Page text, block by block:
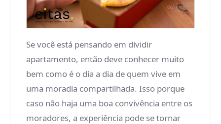
Se você está pensando em dividir
apartamento, então deve conhecer muito
bem como é o dia a dia de quem vive em
uma moradia compartilhada. Isso porque
caso não haja uma boa convivência entre os
moradores, a experiência pode se tornar